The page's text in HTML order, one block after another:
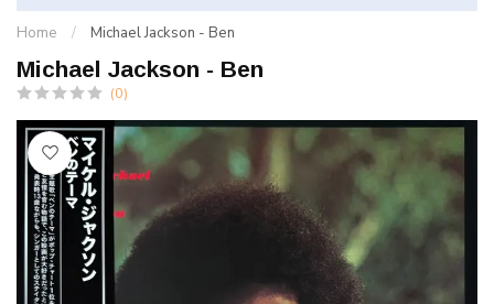
Home / Michael Jackson - Ben
Michael Jackson - Ben
(0)